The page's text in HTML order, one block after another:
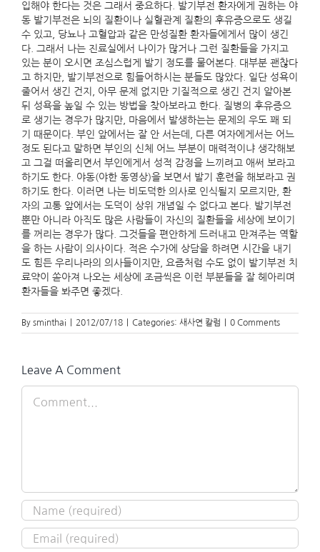
입해야 한다는 것은 그래서 중요하다. 발기부전 환자에게 권하는 야
동 발기부전은 뇌의 질환이나 실혈관계 질환의 후유증으로도 생길
수 있고, 당뇨나 고혈압과 같은 만성질환 환자들에게서 많이 생긴
다. 그래서 나는 진료실에서 나이가 많거나 그런 질환들을 가지고
있는 분이 오시면 조심스럽게 발기 정도를 물어본다. 대부분 괜찮다
고 하지만, 발기부전으로 힘들어하시는 분들도 많았다. 일단 성욕이
줄어서 생긴 건지, 아무 문제 없지만 기질적으로 생긴 건지 알아본
뒤 성욕을 높일 수 있는 방법을 찾아보라고 한다. 질병의 후유증으
로 생기는 경우가 많지만, 마음에서 발생하는는 문제의 우도 꽤 되
기 때문이다. 부인 앞에서는 잘 안 서는데, 다른 여자에게서는 어느
정도 된다고 말하면 부인의 신체 어느 부분이 매력적이냐 생각해보
고 그걸 떠올리면서 부인에게서 성적 감정을 느끼려고 애써 보라고
하기도 한다. 야동(야한 동영상)을 보면서 발기 훈련을 해보라고 권
하기도 한다. 이러면 나는 비도덕한 의사로 인식될지 모르지만, 환
자의 고통 앞에서는 도덕이 상위 개념일 수 없다고 본다. 발기부전
뿐만 아니라 아직도 많은 사람들이 자신의 질환들을 세상에 보이기
를 꺼리는 경우가 많다. 그것들을 편안하게 드러내고 만져주는 역할
을 하는 사람이 의사이다. 적은 수가에 상담을 하려면 시간을 내기
도 힘든 우리나라의 의사들이지만, 요즘처럼 수도 없이 발기부전 치
료약이 쏟아져 나오는 세상에 조금씩은 이런 부분들을 잘 헤아리며
환자들을 봐주면 좋겠다.
By sminthai 2012/07/18 Categories: 새사연 칼럼 0 Comments
Leave A Comment